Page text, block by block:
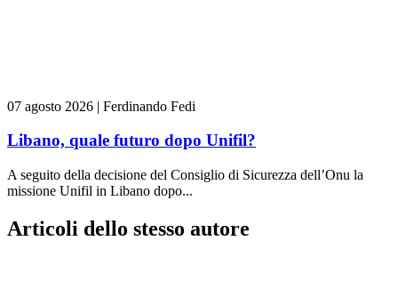
07 agosto 2026 | Ferdinando Fedi
Libano, quale futuro dopo Unifil?
A seguito della decisione del Consiglio di Sicurezza dell’Onu la
missione Unifil in Libano dopo...
Articoli dello stesso autore